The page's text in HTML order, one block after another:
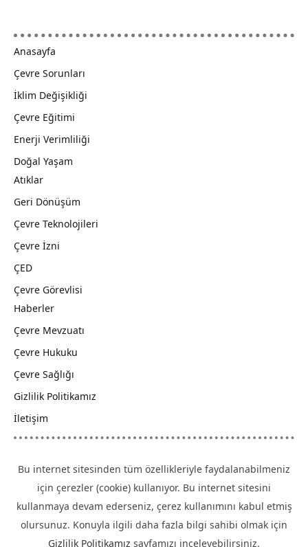
Anasayfa
Çevre Sorunları
İklim Değişikliği
Çevre Eğitimi
Enerji Verimliliği
Doğal Yaşam
Atıklar
Geri Dönüşüm
Çevre Teknolojileri
Çevre İzni
ÇED
Çevre Görevlisi
Haberler
Çevre Mevzuatı
Çevre Hukuku
Çevre Sağlığı
Gizlilik Politikamız
İletişim
Bu internet sitesinden tüm özellikleriyle faydalanabilmeniz
için çerezler (cookie) kullanıyor. Bu internet sitesini
kullanmaya devam ederseniz, çerez kullanımını kabul etmiş
olursunuz. Konuyla ilgili daha fazla bilgi sahibi olmak için
Gizlilik Politikamız sayfamızı inceleyebilirsiniz.